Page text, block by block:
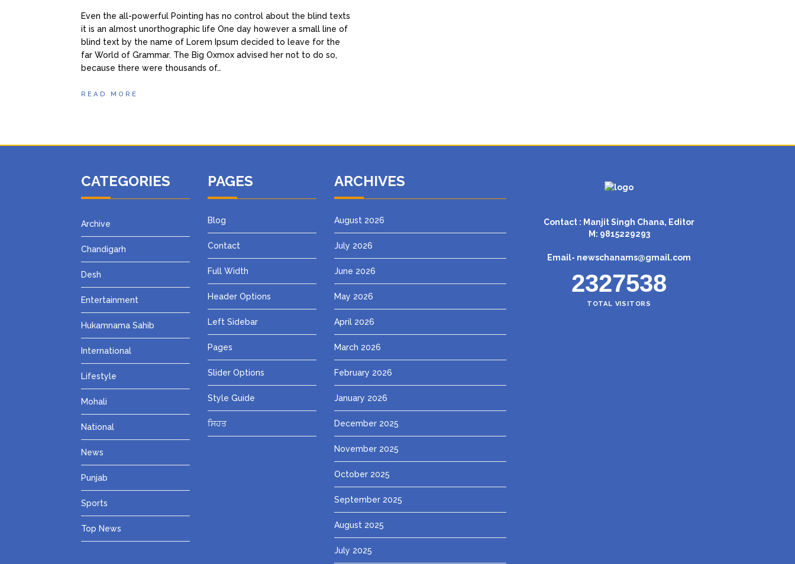
Even the all-powerful Pointing has no control about the blind texts
it is an almost unorthographic life One day however a small line of
blind text by the name of Lorem Ipsum decided to leave for the
far World of Grammar. The Big Oxmox advised her not to do so,
because there were thousands of…
READ MORE
CATEGORIES
Archive
Chandigarh
Desh
Entertainment
Hukamnama Sahib
International
Lifestyle
Mohali
National
News
Punjab
Sports
Top News
PAGES
Blog
Contact
Full Width
Header Options
Left Sidebar
Pages
Slider Options
Style Guide
ਸਿਹਤ
ARCHIVES
August 2026
July 2026
June 2026
May 2026
April 2026
March 2026
February 2026
January 2026
December 2025
November 2025
October 2025
September 2025
August 2025
July 2025
Contact : Manjit Singh Chana, Editor
M: 9815229293
Email- newschanams@gmail.com
2327538
TOTAL VISITORS